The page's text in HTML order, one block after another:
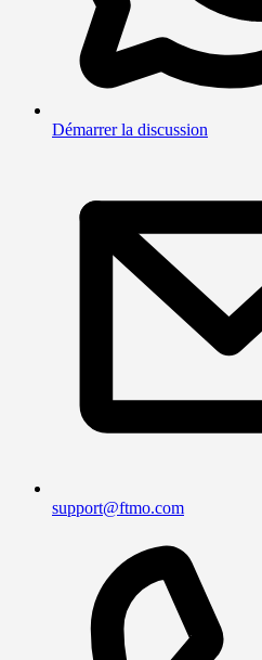
Démarrer la discussion
support@ftmo.com